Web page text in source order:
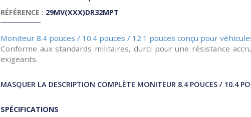
RÉFÉRENCE : 29MV(XXX)DR32MPT
Moniteur 8.4 pouces / 10.4 pouces / 12.1 pouces conçu pour
Conforme aux standards militaires, durci pour une résistance
exigeants.
MASQUER LA DESCRIPTION COMPLÈTE MONITEUR 8.4 POUCES / 10.4
SPÉCIFICATIONS